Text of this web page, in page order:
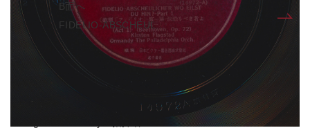
A面
B面へ
FIDELIO-ABSCHEUL...
人名・団体名
Philadelphia Orchestra 演奏者